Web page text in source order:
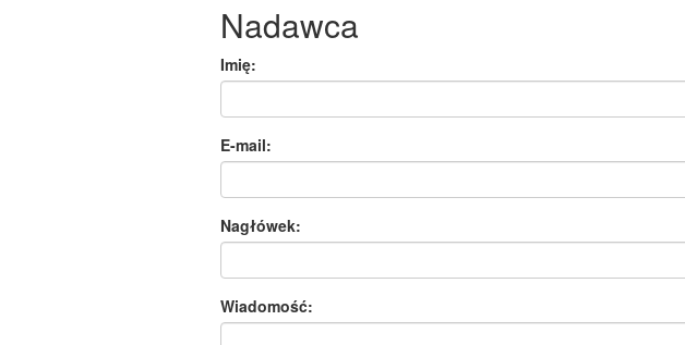
Nadawca
Imię:
E-mail:
Nagłówek:
Wiadomość: